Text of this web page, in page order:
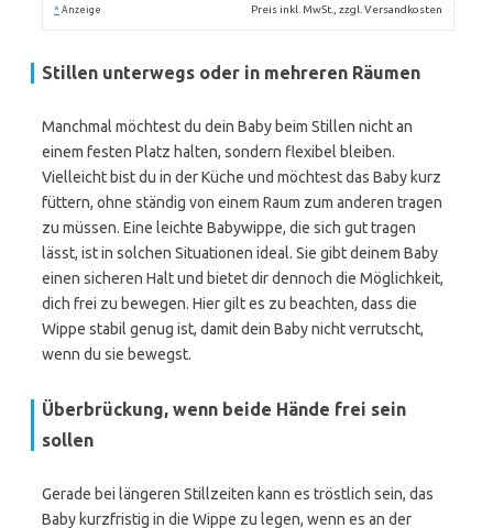
* Anzeige Preis inkl. MwSt., zzgl. Versandkosten
Stillen unterwegs oder in mehreren Räumen
Manchmal möchtest du dein Baby beim Stillen nicht an
einem festen Platz halten, sondern flexibel bleiben.
Vielleicht bist du in der Küche und möchtest das Baby kurz
füttern, ohne ständig von einem Raum zum anderen tragen
zu müssen. Eine leichte Babywippe, die sich gut tragen
lässt, ist in solchen Situationen ideal. Sie gibt deinem Baby
einen sicheren Halt und bietet dir dennoch die Möglichkeit,
dich frei zu bewegen. Hier gilt es zu beachten, dass die
Wippe stabil genug ist, damit dein Baby nicht verrutscht,
wenn du sie bewegst.
Überbrückung, wenn beide Hände frei sein
sollen
Gerade bei längeren Stillzeiten kann es tröstlich sein, das
Baby kurzfristig in die Wippe zu legen, wenn es an der